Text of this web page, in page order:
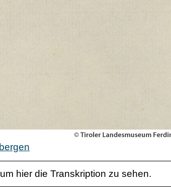
hier die Transkription zu sehen.